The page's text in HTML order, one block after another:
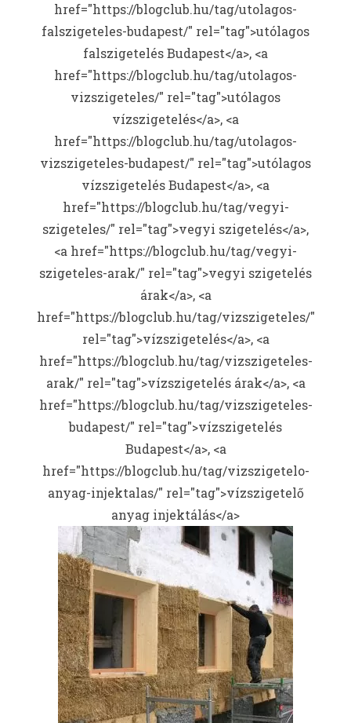
href="https://blogclub.hu/tag/utolagos-
falszigeteles-budapest/" rel="tag">utólagos
falszigetelés Budapest</a>, <a
href="https://blogclub.hu/tag/utolagos-
vizszigeteles/" rel="tag">utólagos
vízszigetelés</a>, <a
href="https://blogclub.hu/tag/utolagos-
vizszigeteles-budapest/" rel="tag">utólagos
vízszigetelés Budapest</a>, <a
href="https://blogclub.hu/tag/vegyi-
szigeteles/" rel="tag">vegyi szigetelés</a>,
<a href="https://blogclub.hu/tag/vegyi-
szigeteles-arak/" rel="tag">vegyi szigetelés
árak</a>, <a
href="https://blogclub.hu/tag/vizszigeteles/"
rel="tag">vízszigetelés</a>, <a
href="https://blogclub.hu/tag/vizszigeteles-
arak/" rel="tag">vízszigetelés árak</a>, <a
href="https://blogclub.hu/tag/vizszigeteles-
budapest/" rel="tag">vízszigetelés
Budapest</a>, <a
href="https://blogclub.hu/tag/vizszigetelo-
anyag-injektalas/" rel="tag">vízszigetelő
anyag injektálás</a>